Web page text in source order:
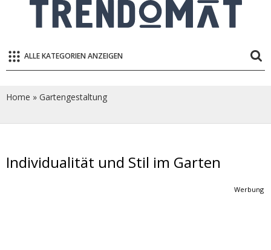
ALLE KATEGORIEN ANZEIGEN
Home » Gartengestaltung
Individualität und Stil im Garten
Werbung